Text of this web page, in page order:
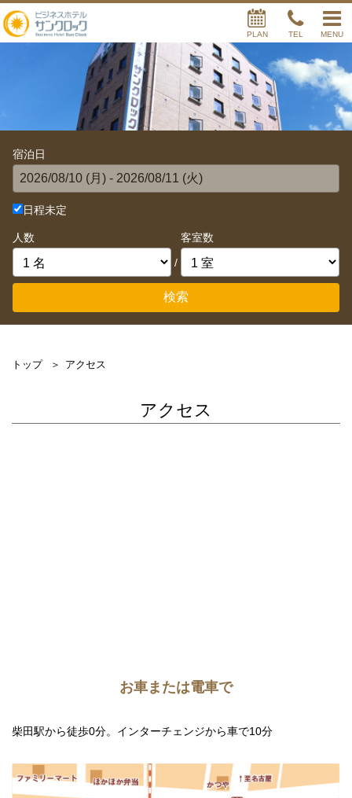
ビジネスホテルサンクロック
PLAN TEL MENU
宿泊日
日程未定
人数
/
客室数
検索
トップ アクセス
アクセス
お車または電車で
柴田駅から徒歩0分。インターチェンジから車で10分